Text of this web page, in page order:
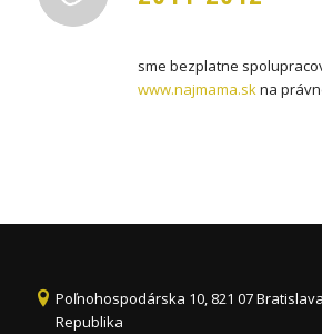
sme bezplatne
www.najmama.skna
Poľnohospodárska 10, 821 07
Republika